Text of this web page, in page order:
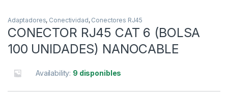
Adaptadores, Conectividad, Conectores RJ45
CONECTOR RJ45 CAT 6 (BOLSA
100 UNIDADES) NANOCABLE
Availability: 9 disponibles